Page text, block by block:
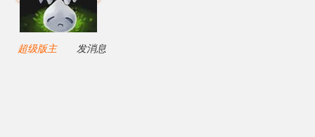
超级版主 发消息